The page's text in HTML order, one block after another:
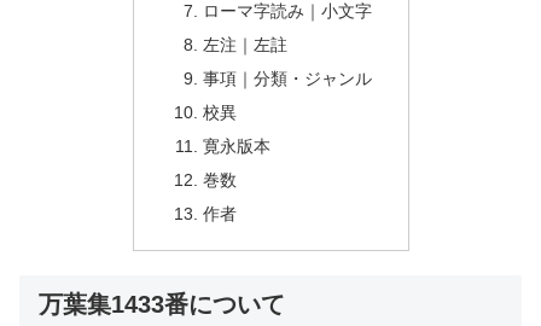
ローマ字読み｜小文字
左注｜左註
事項｜分類・ジャンル
校異
寛永版本
巻数
作者
万葉集1433番について